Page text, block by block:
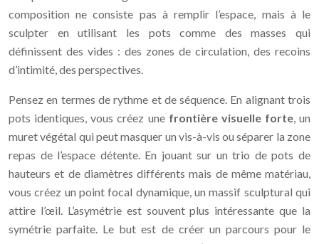
composition ne consiste pas à remplir l’espace, mais à le
sculpter en utilisant les pots comme des masses qui
définissent des vides : des zones de circulation, des recoins
d’intimité, des perspectives.
Pensez en termes de rythme et de séquence. En alignant trois
pots identiques, vous créez une frontière visuelle forte, un
muret végétal qui peut masquer un vis-à-vis ou séparer la zone
repas de l’espace détente. En jouant sur un trio de pots de
hauteurs et de diamètres différents mais de même matériau,
vous créez un point focal dynamique, un massif sculptural qui
attire l’œil. L’asymétrie est souvent plus intéressante que la
symétrie parfaite. Le but est de créer un parcours pour le